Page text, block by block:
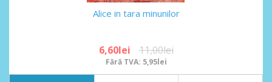
Alice in tara minunilor
6,60lei 11,00lei
Fără TVA: 5,95lei